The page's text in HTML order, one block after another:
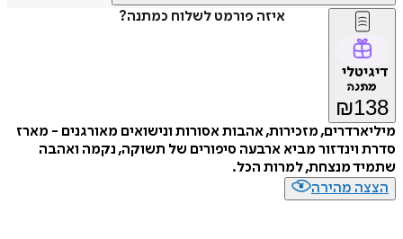
איזה פורמט לשלוח כמתנה?
דיגיטלי
מתנה
₪138
מיליארדרים, מזכירות, אהבות אסורות ונישואים מאורגנים - מארז
סדרת וינדזור מביא ארבעה סיפורים של תשוקה, נקמה ואהבה
שתמיד מנצחת, למרות הכל.
הצצה מהירה